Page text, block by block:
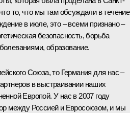
то, что мы там обсуждали в течение
в июле, это – всеми признано –
безопасность, борьба
образование.
Союза, то Германия для нас –
в выстраивании наших
Европой. У нас в 2007 году
между Россией и Евросоюзом, и мы